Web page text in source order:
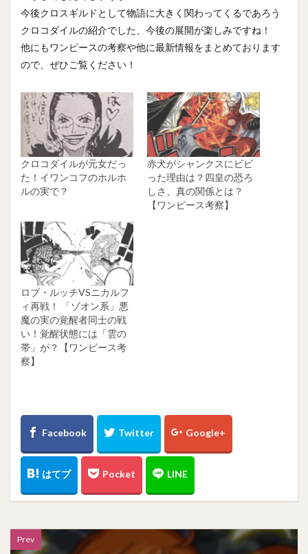
今後クロスギルドとして物語に大きく関わってくるであろう
クロコダイルの紹介でした、今後の展開が楽しみですね！
他にもワンピースの考察や他に最新情報をまとめております
ので、ぜひご覧ください！
クロコダイルが元女だっ
た！イワンコフのホルホ
ルの実で？
赤犬がシャンクスにビビ
った理由は？四皇の恐ろ
しさ、真の関係とは？
【ワンピース考察】
ロブ・ルッチVSニカルフ
ィ再戦！ 「ゾオン系」悪
魔の実の覚醒者同士の戦
い！覚醒状態には「雲の
帯」が？【ワンピース考
察】
Prev